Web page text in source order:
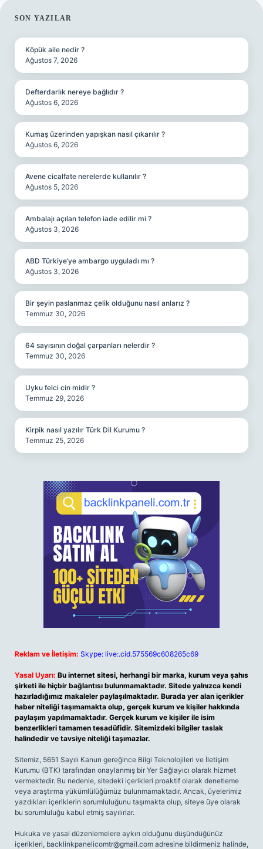
SIDEBAR
SON YAZILAR
Köpük aile nedir ?
Ağustos 7, 2026
Defterdarlık nereye bağlıdır ?
Ağustos 6, 2026
Kumaş üzerinden yapışkan nasıl çıkarılır ?
Ağustos 6, 2026
Avene cicalfate nerelerde kullanılır ?
Ağustos 5, 2026
Ambalajı açılan telefon iade edilir mi ?
Ağustos 3, 2026
ABD Türkiye’ye ambargo uyguladı mı ?
Ağustos 3, 2026
Bir şeyin paslanmaz çelik olduğunu nasıl anlarız ?
Temmuz 30, 2026
64 sayısının doğal çarpanları nelerdir ?
Temmuz 30, 2026
Uyku felci cin midir ?
Temmuz 29, 2026
Kirpik nasıl yazılır Türk Dil Kurumu ?
Temmuz 25, 2026
Reklam ve İletişim: Skype: live:.cid.575569c608265c69
Yasal Uyarı: Bu internet sitesi, herhangi bir marka, kurum veya şahıs
şirketi ile hiçbir bağlantısı bulunmamaktadır. Sitede yalnızca kendi
hazırladığımız makaleler paylaşılmaktadır. Burada yer alan içerikler
haber niteliği taşımamakta olup, gerçek kurum ve kişiler hakkında
paylaşım yapılmamaktadır. Gerçek kurum ve kişiler ile isim
benzerlikleri tamamen tesadüfidir. Sitemizdeki bilgiler taslak
halindedir ve tavsiye niteliği taşımazlar.
Sitemiz, 5651 Sayılı Kanun gereğince Bilgi Teknolojileri ve İletişim
Kurumu (BTK) tarafından onaylanmış bir Yer Sağlayıcı olarak hizmet
vermektedir. Bu nedenle, sitedeki içerikleri proaktif olarak denetleme
veya araştırma yükümlülüğümüz bulunmamaktadır. Ancak, üyelerimiz
yazdıkları içeriklerin sorumluluğunu taşımakta olup, siteye üye olarak
bu sorumluluğu kabul etmiş sayılırlar.
Hukuka ve yasal düzenlemelere aykırı olduğunu düşündüğünüz
içerikleri, backlinkpanelicomtr@gmail.com adresine bildirmeniz halinde,